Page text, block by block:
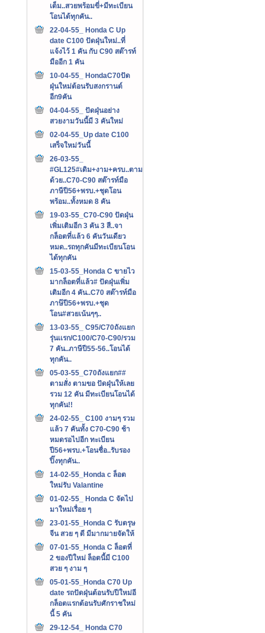
เต็ม..สวยพร้อมขี่+มีทะเบียน
โอนได้ทุกคัน..
22-04-55_ Honda C Up
date C100 ปัดฝุ่นใหม่..ที่
แจ้งไว้ 1 คัน กับ C90 สต๊ารท์
มืออีก 1 คัน
10-04-55_ HondaC70ปัด
ฝุ่นใหม่ต้อนรับสงกรานต์
อีก9คัน
04-04-55_ ปัดฝุ่นอย่าง
สวยงามวันนี้มี 3 คันใหม่
02-04-55_Up date C100
เสร็จใหม่วันนี้
26-03-55_
#GL125#เดิม+งาม+ครบ..ตาม
ด้วย..C70-C90 สต๊ารท์มือ
ภาษีปี56+พรบ.+ชุดโอน
พร้อม..ทั้งหมด 8 คัน
19-03-55_C70-C90 ปัดฝุ่น
เพิ่มเติมอีก 3 คัน 3 สี..จา
กล็อตที่แล้ว 6 คันวันเดียว
หมด..รถทุกคันมีทะเบียนโอน
ได้ทุกคัน
15-03-55_Honda C ขายไว
มากล็อตที่แล้ว# ปัดฝุ่นเพิ่ม
เติมอีก 4 คัน..C70 สต๊ารท์มือ
ภาษ๊ปี56+พรบ.+ชุด
โอน#สวยเน้นๆๆ..
13-03-55_ C95/C70ถังแยก
รุ่นเเรก/C100/C70-C90/รวม
7 คัน..ภาษีปี55-56..โอนได้
ทุกคัน..
05-03-55_C70ถังแยก##
ตามสั่ง ตามขอ ปัดฝุ่นให้เลย
รวม 12 คัน มีทะเบียนโอนได้
ทุกคัน!!
24-02-55_ C100 งามๆ รวม
แล้ว 7 คันทั้ง C70-C90 ช้า
หมดรอไปอีก ทะเบียน
ปี56+พรบ.+โอนชื่อ..รับรอง
ปิ๊งทุกคัน..
14-02-55_Honda c ล็อต
ใหม่รับ Valantine
01-02-55_ Honda C จัดไป
มาใหม่เรื่อย ๆ
23-01-55_Honda C รับตรุษ
จีน สวย ๆ ดี มีมากมายจัดให้
07-01-55_Honda C ล็อตที่
2 ของปีใหม่ ล็อตนี้มี C100
สวย ๆ งาม ๆ
05-01-55_Honda C70 Up
date รถปัดฝุ่นต้อนรับปีใหม่อี
กล็อตแรกต้อนรับศักราชใหม่
นี้ 5 คัน
29-12-54_ Honda C70